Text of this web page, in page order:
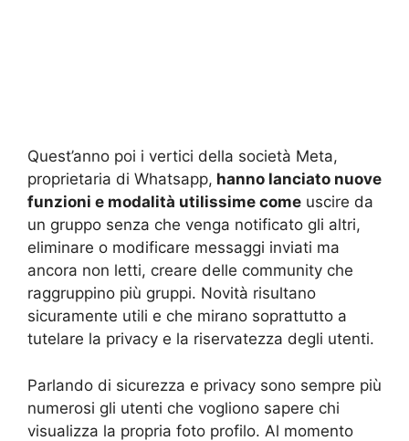
Quest’anno poi i vertici della società Meta,
proprietaria di Whatsapp, hanno lanciato nuove
funzioni e modalità utilissime come uscire da
un gruppo senza che venga notificato gli altri,
eliminare o modificare messaggi inviati ma
ancora non letti, creare delle community che
raggruppino più gruppi. Novità risultano
sicuramente utili e che mirano soprattutto a
tutelare la privacy e la riservatezza degli utenti.
Parlando di sicurezza e privacy sono sempre più
numerosi gli utenti che vogliono sapere chi
visualizza la propria foto profilo. Al momento